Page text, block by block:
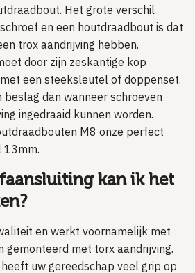
Het grote verschil
en een houtdraadbout is dat
trox aandrijving hebben.
door zijn zeskantige kop
een steeksleutel of doppenset.
beslag dan wanneer schroeven
ingedraaid kunnen worden.
M8 onze perfect
13mm.
kan ik het
en werkt voornamelijk met
gemonteerd met torx aandrijving.
uw gereedschap veel grip op